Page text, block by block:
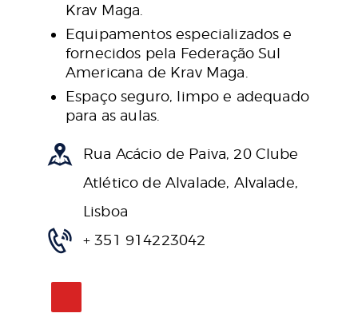
Krav Maga.
Equipamentos especializados e
fornecidos pela Federação Sul
Americana de Krav Maga.
Espaço seguro, limpo e adequado
para as aulas.
Rua Acácio de Paiva, 20 Clube
Atlético de Alvalade, Alvalade,
Lisboa
+ 351 914223042